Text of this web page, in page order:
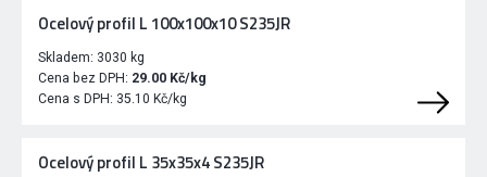
Ocelový profil L 100x100x10 S235JR
Skladem: 3030 kg
Cena bez DPH: 29.00 Kč/kg
Cena s DPH: 35.10 Kč/kg
Ocelový profil L 35x35x4 S235JR